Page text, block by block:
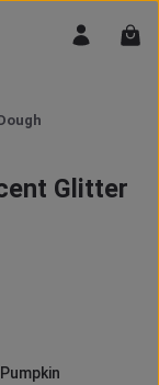
Glitter